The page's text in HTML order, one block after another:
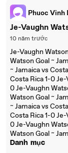
Phuoc Vinh
Je-Vaughn
10 năm trước
Je-Vaughn
Watson Goal ~
~ Jamaica vs
Costa Rica 1-0
0 Je-Vaughn
Watson Goal ~
~ Jamaica vs
Costa Rica 1-0
0 Je-Vaughn
Watson Goal ~
Danh mục